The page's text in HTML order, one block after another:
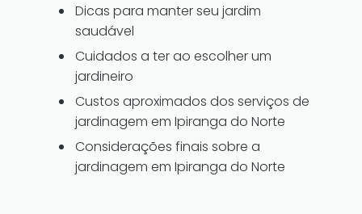
Dicas para manter seu jardim
saudável
Cuidados a ter ao escolher um
jardineiro
Custos aproximados dos serviços de
jardinagem em Ipiranga do Norte
Considerações finais sobre a
jardinagem em Ipiranga do Norte